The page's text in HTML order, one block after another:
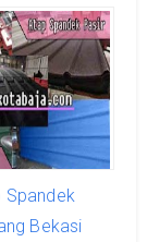
Spandek
Bekasi